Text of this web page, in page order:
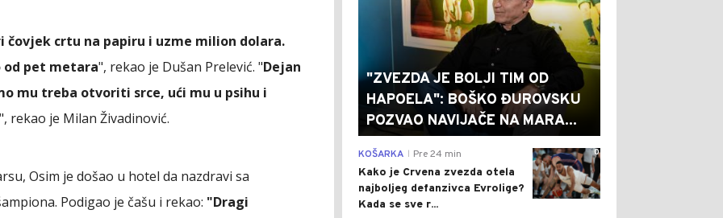
čovjek crtu na papiru i uzme milion dolara.
od pet metara", rekao je Dušan Prelević. "Dejan
mu treba otvoriti srce, ući mu u psihu i
", rekao je Milan Živadinović.
Osim je došao u hotel da nazdravi sa
Podigao je čašu i rekao: "Dragi
"ZVEZDA JE BOLJI TIM OD
HAPOELA": BOŠKO ĐUROVSKU
POZVAO NAVIJAČE NA MARA...
0
KOŠARKA Pre 24 min
Kako je Crvena zvezda otela
najboljeg defanzivca Evrolige?
Kada se sve r...